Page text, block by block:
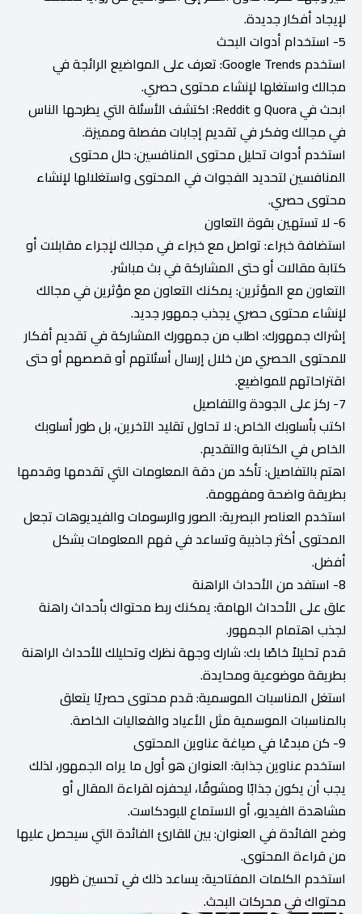
لإيجاد أفكار جديدة.
5- استخدام أدوات البحث
استخدم Google Trends: تعرف على المواضيع الرائجة في
مجالك واستغلها لإنشاء محتوى حصري.
ابحث في Quora و Reddit: اكتشف الأسئلة التي يطرحها الناس
في مجالك وفكر في تقديم إجابات مفصلة ومميزة.
استخدم أدوات تحليل محتوى المنافسين: حلل محتوى
المنافسين لتحديد الفجوات في المحتوى واستغلالها لإنشاء
محتوى حصري.
6- لا تستهين بقوة التعاون
استضافة خبراء: تواصل مع خبراء في مجالك لإجراء مقابلات أو
كتابة مقالات أو حتى المشاركة في بث مباشر.
التعاون مع المؤثرين: يمكنك التعاون مع مؤثرين في مجالك
لإنشاء محتوى حصري يجذب جمهور جديد.
إشراك جمهورك: اطلب من جمهورك المشاركة في تقديم أفكار
للمحتوى الحصري من خلال إرسال أسئلتهم أو قصصهم أو حتى
اقتراحاتهم للمواضيع.
7- ركز على الجودة والتفاصيل
اكتب بأسلوبك الخاص: لا تحاول تقليد الآخرين، بل طور أسلوبك
الخاص في الكتابة والتقديم.
اهتم بالتفاصيل: تأكد من دقة المعلومات التي تقدمها وقدمها
بطريقة واضحة ومفهومة.
استخدم العناصر البصرية: الصور والرسومات والفيديوهات تجعل
المحتوى أكثر جاذبية وتساعد في فهم المعلومات بشكل
أفضل.
8- استفد من الأحداث الراهنة
علق على الأحداث الهامة: يمكنك ربط محتواك بأحداث راهنة
لجذب اهتمام الجمهور.
قدم تحليلاً خاصًا بك: شارك وجهة نظرك وتحليلك للأحداث الراهنة
بطريقة موضوعية ومحايدة.
استغل المناسبات الموسمية: قدم محتوى حصريًا يتعلق
بالمناسبات الموسمية مثل الأعياد والفعاليات الخاصة.
9- كن مبدعًا في صياغة عناوين المحتوى
استخدم عناوين جذابة: العنوان هو أول ما يراه الجمهور، لذلك
يجب أن يكون جذابًا ومشوقًا، ليحفزه لقراءة المقال أو
مشاهدة الفيديو، أو الاستماع للبودكاست.
وضح الفائدة في العنوان: بين للقارئ الفائدة التي سيحصل عليها
من قراءة المحتوى.
استخدم الكلمات المفتاحية: يساعد ذلك في تحسين ظهور
محتواك في محركات البحث.